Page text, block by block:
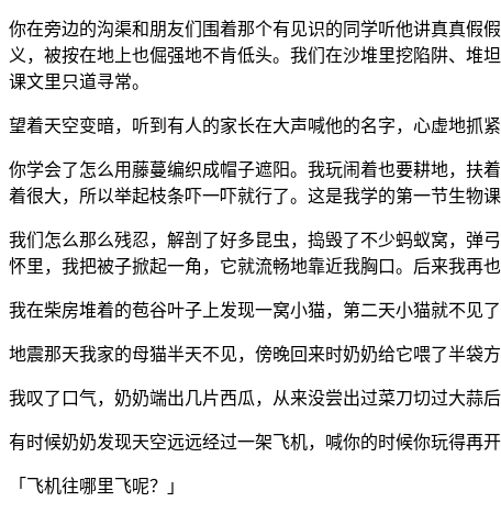
你在旁边的沟渠和朋友们围着那个有见识的同学听他讲真真假
义，被按在地上也倔强地不肯低头。我们在沙堆里挖陷阱、
课文里只道寻常。
望着天空变暗，听到有人的家长在大声喊他的名字，心虚地抓紧
你学会了怎么用藤蔓编织成帽子遮阳。我玩闹着也要耕地，扶
着很大，所以举起枝条吓一吓就行了。这是我学的第一节生物课
我们怎么那么残忍，解剖了好多昆虫，捣毁了不少蚂蚁窝，弹
怀里，我把被子掀起一角，它就流畅地靠近我胸口。后来我再
我在柴房堆着的苞谷叶子上发现一窝小猫，第二天小猫就不见
地震那天我家的母猫半天不见，傍晚回来时奶奶给它喂了半袋
我叹了口气，奶奶端出几片西瓜，从来没尝出过菜刀切过大蒜
有时候奶奶发现天空远远经过一架飞机，喊你的时候你玩得再
「飞机往哪里飞呢？」